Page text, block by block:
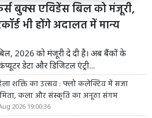
बुक्स एविडेंस बिल को मंजूरी,
भी होंगे अदालत में मान्य
2026 को मंजूरी दे दी है। अब बैंकों के
डेटा और डिजिटल एंट्री...
शक्ति का उत्सव : फ्लो कलेक्टिव में सजा
कला और संस्कृति का अनूठा संगम
2026 19:00:36